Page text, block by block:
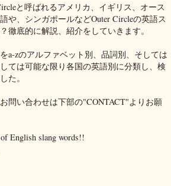
と呼ばれるアメリカ、イギリス、オース
や、シンガポールなどOuter Circleの英語ス
徹底的に解説、紹介をしていきます。
a-zのアルファベット別、品詞別、そしては
ては可能な限り各国の英語別に分類し、検
た。
問い合わせは下部の"CONTACT"よりお願
English slang words!!